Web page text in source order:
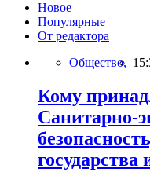
Новое
Популярные
От редактора
Общество,
Кому
Санитарно-
государства